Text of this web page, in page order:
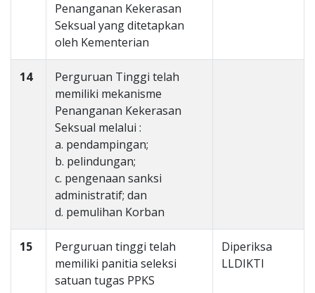
Penanganan Kekerasan
Seksual yang ditetapkan
oleh Kementerian
14
Perguruan Tinggi telah
memiliki mekanisme
Penanganan Kekerasan
Seksual melalui :
a. pendampingan;
b. pelindungan;
c. pengenaan sanksi
administratif; dan
d. pemulihan Korban
15
Perguruan tinggi telah
memiliki panitia seleksi
satuan tugas PPKS
Diperiksa
LLDIKTI